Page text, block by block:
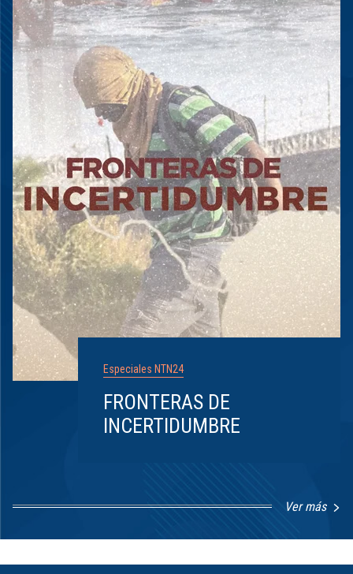
Especiales NTN24
FRONTERAS DE
INCERTIDUMBRE
Ver más
8